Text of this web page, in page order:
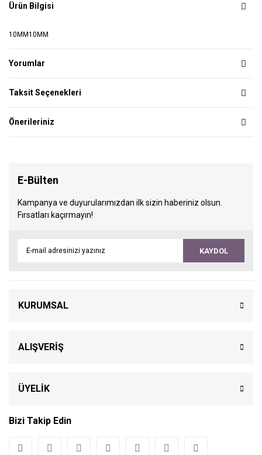
Ürün Bilgisi
10MM10MM
Yorumlar
Taksit Seçenekleri
Önerileriniz
E-Bülten
Kampanya ve duyurularımızdan ilk sizin haberiniz olsun.
Fırsatları kaçırmayın!
KAYDOL
KURUMSAL
ALIŞVERİŞ
ÜYELİK
Bizi Takip Edin